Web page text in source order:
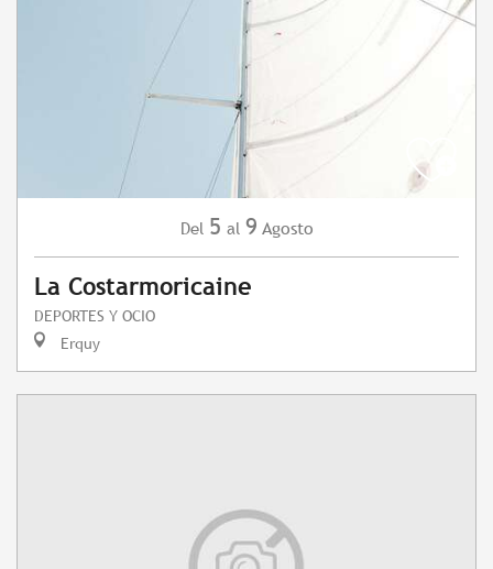
Del 5 al 9 Agosto
La Costarmoricaine
DEPORTES Y OCIO
Erquy